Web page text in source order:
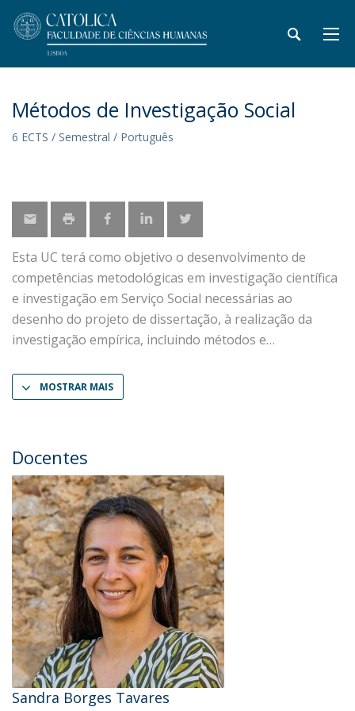
Métodos de Investigação Social
6 ECTS / Semestral / Português
Esta UC terá como objetivo o desenvolvimento de
competências metodológicas em investigação científica
e investigação em Serviço Social necessárias ao
desenho do projeto de dissertação, à realização da
investigação empírica, incluindo métodos e
MOSTRAR MAIS
Docentes
Sandra Borges Tavares